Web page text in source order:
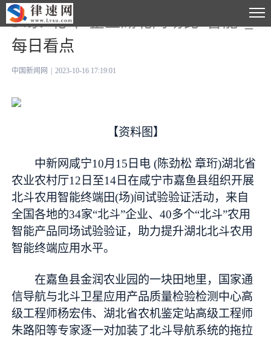
34家“北斗”企业湖北同场比“智能”_
每日看点
中国新闻网 2023-10-16 17:19:01
【资料图】
中新网咸宁10月15日电 (陈劲松 章珩)湖北省
农业农村厅12日至14日在咸宁市嘉鱼县组织开展
北斗农用智能终端田(场)间试验验证活动，来自
全国各地的34家“北斗”企业、40多个“北斗”农用
智能产品同场试验验证，助力提升湖北北斗农用
智能终端应用水平。
在嘉鱼县金润农业园的一块田地里，国家通
信导航与北斗卫星应用产品质量检验检测中心高
级工程师杨宏伟、湖北省农机鉴定站高级工程师
朱路阳等专家逐一对加装了北斗导航系统的拖拉